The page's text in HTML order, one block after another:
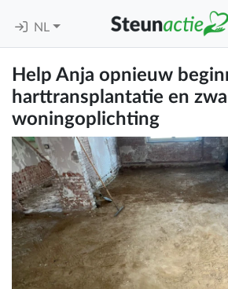
NL
Help Anja opnieuw
harttransplantatie en
woningoplichting